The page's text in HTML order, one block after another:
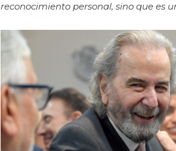
reconocimiento personal, sino que es